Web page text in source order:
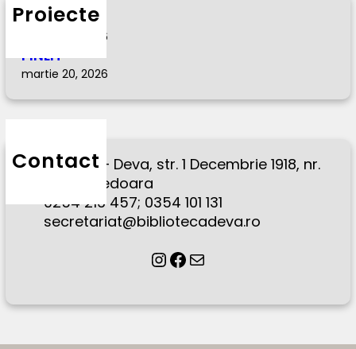
Proiecte
BIBLIO HD
martie 20, 2026
FINLIT
martie 20, 2026
Contact
330025 – Deva, str. 1 Decembrie 1918, nr.
26, jud. Hunedoara
0254 216 457; 0354 101 131
secretariat@bibliotecadeva.ro
InstagramFacebook Mail